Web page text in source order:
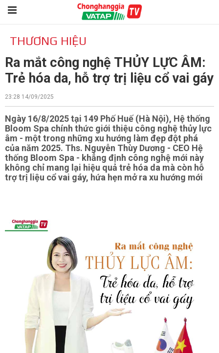
THƯƠNG HIỆU
Ra mắt công nghệ THỦY LỰC ÂM:
Trẻ hóa da, hỗ trợ trị liệu cổ vai gáy
23:28 14/09/2025
Ngày 16/8/2025 tại 149 Phố Huế (Hà Nội), Hệ thống
Bloom Spa chính thức giới thiệu công nghệ thủy lực
âm - một trong những xu hướng làm đẹp đột phá
của năm 2025. Ths. Nguyễn Thùy Dương - CEO Hệ
thống Bloom Spa - khẳng định công nghệ mới này
không chỉ mang lại hiệu quả trẻ hóa da mà còn hỗ
trợ trị liệu cổ vai gáy, hứa hẹn mở ra xu hướng mới